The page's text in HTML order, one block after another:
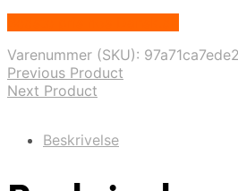
Varenummer (SKU): 97a71ca7ede2
Previous Product
Next Product
Beskrivelse